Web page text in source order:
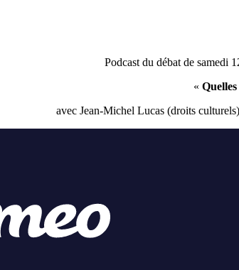
Podcast du débat de samedi
«
avec Jean-Michel Lucas (droits